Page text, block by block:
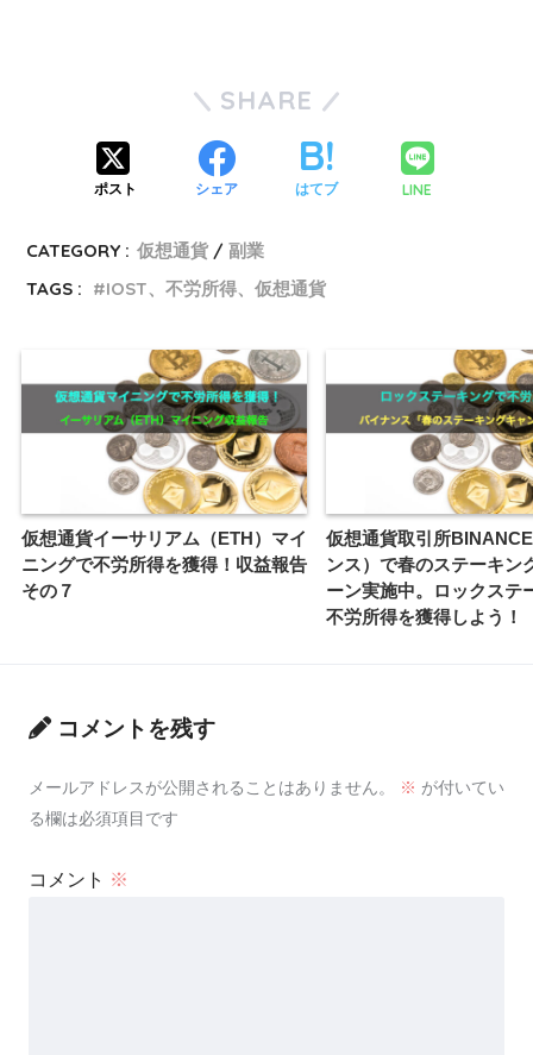
SHARE
ポスト シェア はてブ LINE
CATEGORY : 仮想通貨
副業
TAGS :
IOST、不労所得、仮想通貨
仮想通貨イーサリアム（ETH）マイ
ニングで不労所得を獲得！収益報告
その７
仮想通貨取引所
ンス）で春のステーキン
ーン実施中。ロックステ
不労所得を獲得しよう！
コメントを残す
メールアドレスが公開されることはありません。 ※ が付いてい
る欄は必須項目です
コメント ※